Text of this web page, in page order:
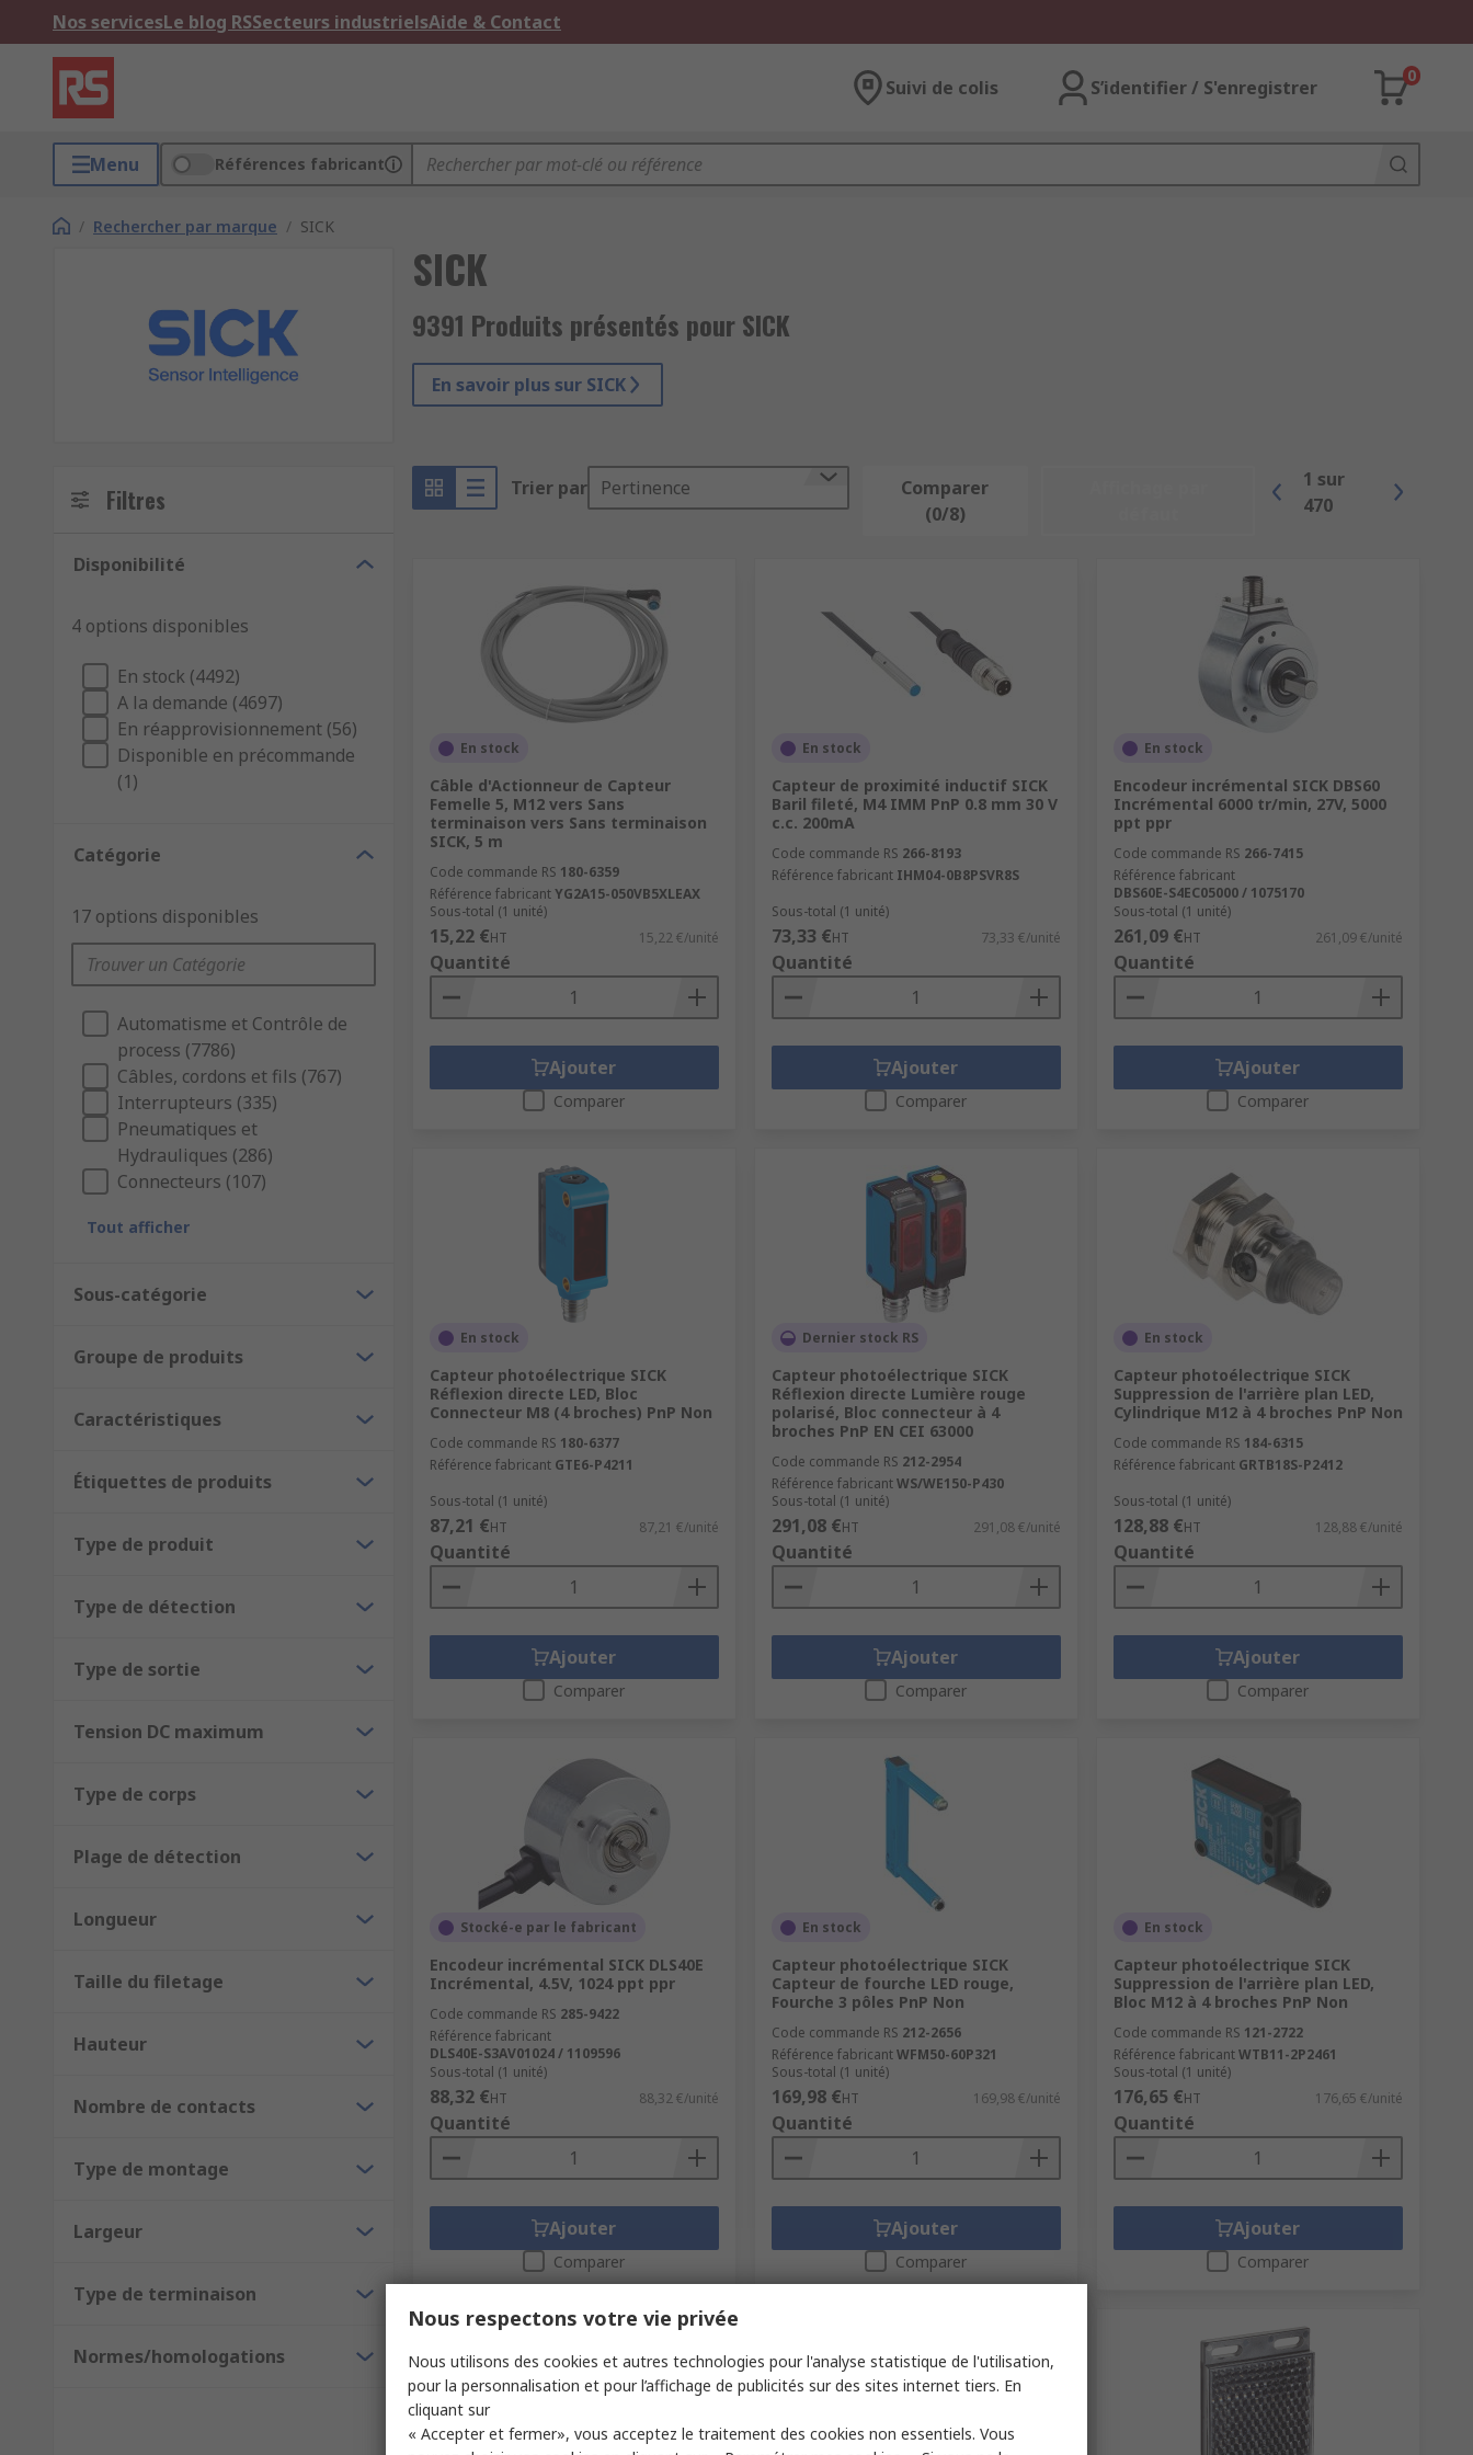
Nos servicesLe blog RSSecteurs industrielsAide & Contact
Suivi de colis S’identifier / S'enregistrer
0
Menu Références fabricant
/ Rechercher par marque / SICK
SICK
9391 Produits présentés pour SICK
En savoir plus sur SICK
Filtres
Disponibilité
4 options disponibles
En stock (4492)
A la demande (4697)
En réapprovisionnement (56)
Disponible en précommande
(1)
Catégorie
17 options disponibles
Automatisme et Contrôle de
process (7786)
Câbles, cordons et fils (767)
Interrupteurs (335)
Pneumatiques et
Hydrauliques (286)
Connecteurs (107)
Tout afficher
Sous-catégorie
Groupe de produits
Caractéristiques
Étiquettes de produits
Type de produit
Type de détection
Type de sortie
Tension DC maximum
Type de corps
Plage de détection
Longueur
Taille du filetage
Hauteur
Nombre de contacts
Type de montage
Largeur
Type de terminaison
Normes/homologations
Trier par Pertinence
Comparer
(0/8)
1 sur
470
En stock
Câble d'Actionneur de Capteur
Femelle 5, M12 vers Sans
terminaison vers Sans terminaison
SICK, 5 m
Code commande RS 180-6359
Référence fabricantYG2A15-050VB5XLEAX
Sous-total (1 unité)
15,22 €HT 15,22 €/unité
Quantité
Ajouter
Comparer
En stock
Capteur de proximité inductif SICK
Baril fileté, M4 IMM PnP 0.8 mm 30 V
c.c. 200mA
Code commande RS 266-8193
Référence fabricant IHM04-0B8PSVR8S
Sous-total (1 unité)
73,33 €HT 73,33 €/unité
Quantité
Ajouter
Comparer
En stock
Encodeur incrémental SICK DBS60
Incrémental 6000 tr/min, 27V, 5000
ppt ppr
Code commande RS 266-7415
Référence fabricant
DBS60E-S4EC05000 / 1075170
Sous-total (1 unité)
261,09 €HT 261,09 €/unité
Quantité
Ajouter
Comparer
En stock
Capteur photoélectrique SICK
Réflexion directe LED, Bloc
Connecteur M8 (4 broches) PnP Non
Code commande RS 180-6377
Référence fabricant GTE6-P4211
Sous-total (1 unité)
87,21 €HT 87,21 €/unité
Quantité
Ajouter
Comparer
Dernier stock RS
Capteur photoélectrique SICK
Réflexion directe Lumière rouge
polarisé, Bloc connecteur à 4
broches PnP EN CEI 63000
Code commande RS 212-2954
Référence fabricantWS/WE150-P430
Sous-total (1 unité)
291,08 €HT 291,08 €/unité
Quantité
Ajouter
Comparer
En stock
Capteur photoélectrique SICK
Suppression de l'arrière plan LED,
Cylindrique M12 à 4 broches PnP Non
Code commande RS 184-6315
Référence fabricant GRTB18S-P2412
Sous-total (1 unité)
128,88 €HT 128,88 €/unité
Quantité
Ajouter
Comparer
Stocké-e par le fabricant
Encodeur incrémental SICK DLS40E
Incrémental, 4.5V, 1024 ppt ppr
Code commande RS 285-9422
Référence fabricant
DLS40E-S3AV01024 / 1109596
Sous-total (1 unité)
88,32 €HT 88,32 €/unité
Quantité
Ajouter
Comparer
En stock
Capteur photoélectrique SICK
Capteur de fourche LED rouge,
Fourche 3 pôles PnP Non
Code commande RS 212-2656
Référence fabricantWFM50-60P321
Sous-total (1 unité)
169,98 €HT 169,98 €/unité
Quantité
Ajouter
Comparer
En stock
Capteur photoélectrique SICK
Suppression de l'arrière plan LED,
Bloc M12 à 4 broches PnP Non
Code commande RS 121-2722
Référence fabricantWTB11-2P2461
Sous-total (1 unité)
176,65 €HT 176,65 €/unité
Quantité
Ajouter
Comparer
Nous respectons votre vie privée
Nous utilisons des cookies et autres technologies pour l'analyse statistique de l'utilisation,
pour la personnalisation et pour l’affichage de publicités sur des sites internet tiers. En
cliquant sur
« Accepter et fermer», vous acceptez le traitement des cookies non essentiels. Vous